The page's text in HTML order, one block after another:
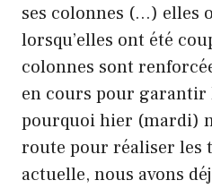
ses colonnes (…) elles
lorsqu’elles ont été
colonnes sont
en cours pour garantir
pourquoi hier (mardi)
route pour réaliser les
actuelle, nous avons